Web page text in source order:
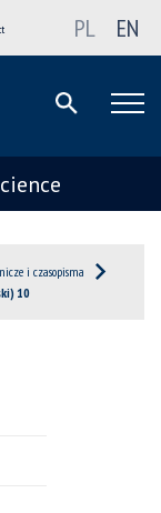
PL EN
i czasopisma
10